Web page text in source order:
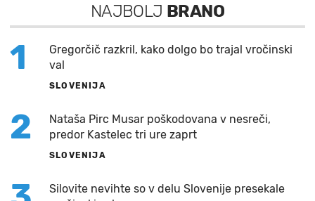
NAJBOLJ BRANO
1
Gregorčič razkril, kako dolgo bo trajal vročinski
val
SLOVENIJA
2
Nataša Pirc Musar poškodovana v nesreči,
predor Kastelec tri ure zaprt
SLOVENIJA
Silovite nevihte so v delu Slovenije presekale